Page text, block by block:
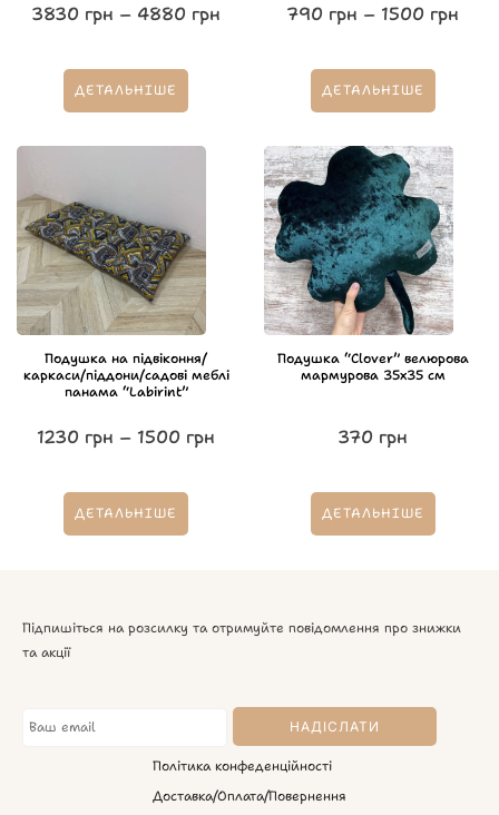
3830 грн – 4880 грн
ДЕТАЛЬНІШЕ
790 грн – 1500 грн
ДЕТАЛЬНІШЕ
Подушка на підвіконня/
каркаси/піддони/садові меблі
панама “Labirint”
1230 грн – 1500 грн
ДЕТАЛЬНІШЕ
Подушка “Clover” велюрова
мармурова 35х35 см
370 грн
ДЕТАЛЬНІШЕ
Підпишіться на розсилку та отримуйте повідомлення про знижки
та акції
Політика конфеденційності
Доставка/Оплата/Повернення